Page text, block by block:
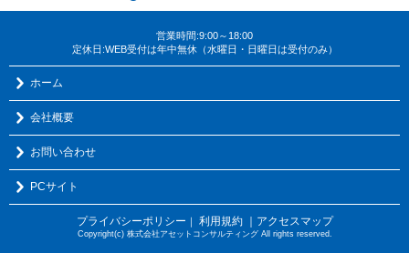
営業時間:9:00～18:00
定休日:WEB受付は年中無休（水曜日・日曜日は受付のみ）
ホーム
会社概要
お問い合わせ
PCサイト
プライバシーポリシー ｜ 利用規約 ｜アクセスマップ
Copyright(c) 株式会社アセットコンサルティング All rights reserved.